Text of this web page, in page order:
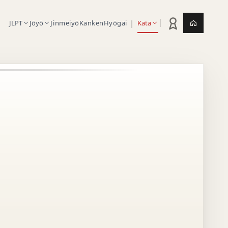
JLPT Jōyō JinmeiyōKankenHyōgai | Kata Statistik latihan